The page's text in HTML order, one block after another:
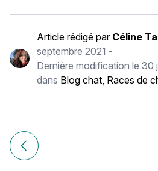
Article rédigé par Céline
septembre 2021 -
Dernière modification le 30
dans Blog chat, Races de
Navigation
de
Article précédent Peterbald :